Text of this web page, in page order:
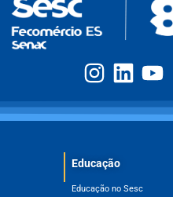
Educação
Educação no Sesc